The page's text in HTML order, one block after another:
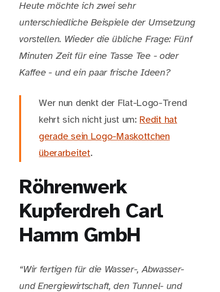
Heute möchte ich zwei sehr
unterschiedliche Beispiele der Umsetzung
vorstellen. Wieder die übliche Frage: Fünf
Minuten Zeit für eine Tasse Tee - oder
Kaffee - und ein paar frische Ideen?
Wer nun denkt der Flat-Logo-Trend
kehrt sich nicht just um: Redit hat
gerade sein Logo-Maskottchen
überarbeitet.
Röhrenwerk
Kupferdreh Carl
Hamm GmbH
“Wir fertigen für die Wasser-, Abwasser-
und Energiewirtschaft, den Tunnel- und